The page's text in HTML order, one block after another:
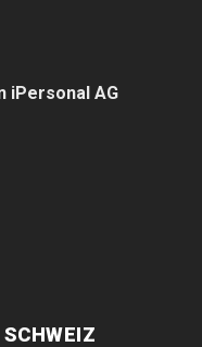
iPersonal AG